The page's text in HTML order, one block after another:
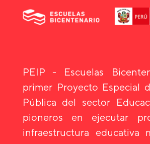
PEIP - Escuelas
primer Proyecto Especial
Pública del sector
pioneros en ejecutar
infraestructura educativa